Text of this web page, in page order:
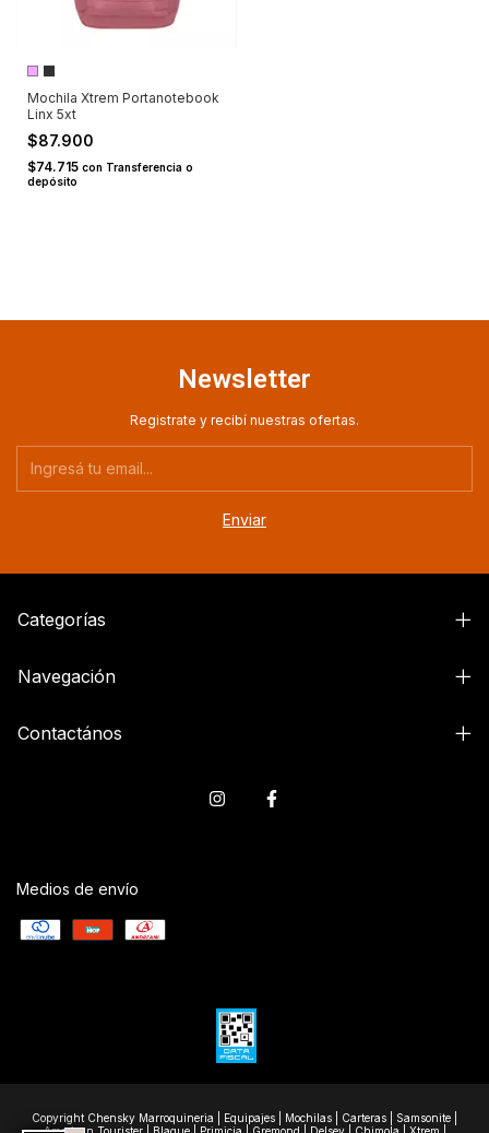
Mochila Xtrem Portanotebook
Linx 5xt
$87.900
$74.715 con Transferencia o
depósito
Newsletter
Registrate y recibí nuestras ofertas.
Categorías
Navegación
Contactános
Medios de envío
Copyright Chensky Marroquineria | Equipajes | Mochilas | Carteras | Samsonite |